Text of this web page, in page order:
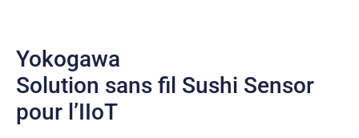
Yokogawa
Solution sans fil Sushi Sensor
pour l’IIoT